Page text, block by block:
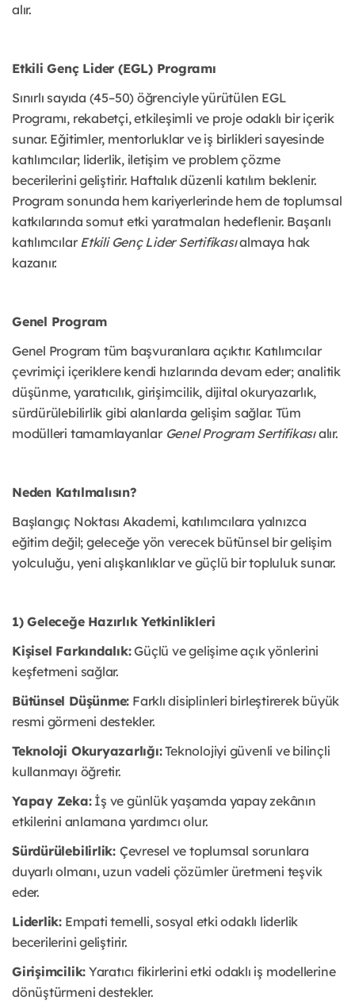
alır.
Etkili Genç Lider (EGL) Programı
Sınırlı sayıda (45–50) öğrenciyle yürütülen EGL
Programı, rekabetçi, etkileşimli ve proje odaklı bir içerik
sunar. Eğitimler, mentorluklar ve iş birlikleri sayesinde
katılımcılar; liderlik, iletişim ve problem çözme
becerilerini geliştirir. Haftalık düzenli katılım beklenir.
Program sonunda hem kariyerlerinde hem de toplumsal
katkılarında somut etki yaratmaları hedeflenir. Başarılı
katılımcılar Etkili Genç Lider Sertifikasıalmaya hak
kazanır.
Genel Program
Genel Program tüm başvuranlara açıktır. Katılımcılar
çevrimiçi içeriklere kendi hızlarında devam eder; analitik
düşünme, yaratıcılık, girişimcilik, dijital okuryazarlık,
sürdürülebilirlik gibi alanlarda gelişim sağlar. Tüm
modülleri tamamlayanlar Genel Program Sertifikasıalır.
Neden Katılmalısın?
Başlangıç Noktası Akademi, katılımcılara yalnızca
eğitim değil; geleceğe yön verecek bütünsel bir gelişim
yolculuğu, yeni alışkanlıklar ve güçlü bir topluluk sunar.
1) Geleceğe Hazırlık Yetkinlikleri
Kişisel Farkındalık:Güçlü ve gelişime açık yönlerini
keşfetmeni sağlar.
Bütünsel Düşünme: Farklı disiplinleri birleştirerek büyük
resmi görmeni destekler.
Teknoloji Okuryazarlığı:Teknolojiyi güvenli ve bilinçli
kullanmayı öğretir.
Yapay Zeka:İş ve günlük yaşamda yapay zekânın
etkilerini anlamana yardımcı olur.
Sürdürülebilirlik: Çevresel ve toplumsal sorunlara
duyarlı olmanı, uzun vadeli çözümler üretmeni teşvik
eder.
Liderlik:Empati temelli, sosyal etki odaklı liderlik
becerilerini geliştirir.
Girişimcilik: Yaratıcı fikirlerini etki odaklı iş modellerine
dönüştürmeni destekler.